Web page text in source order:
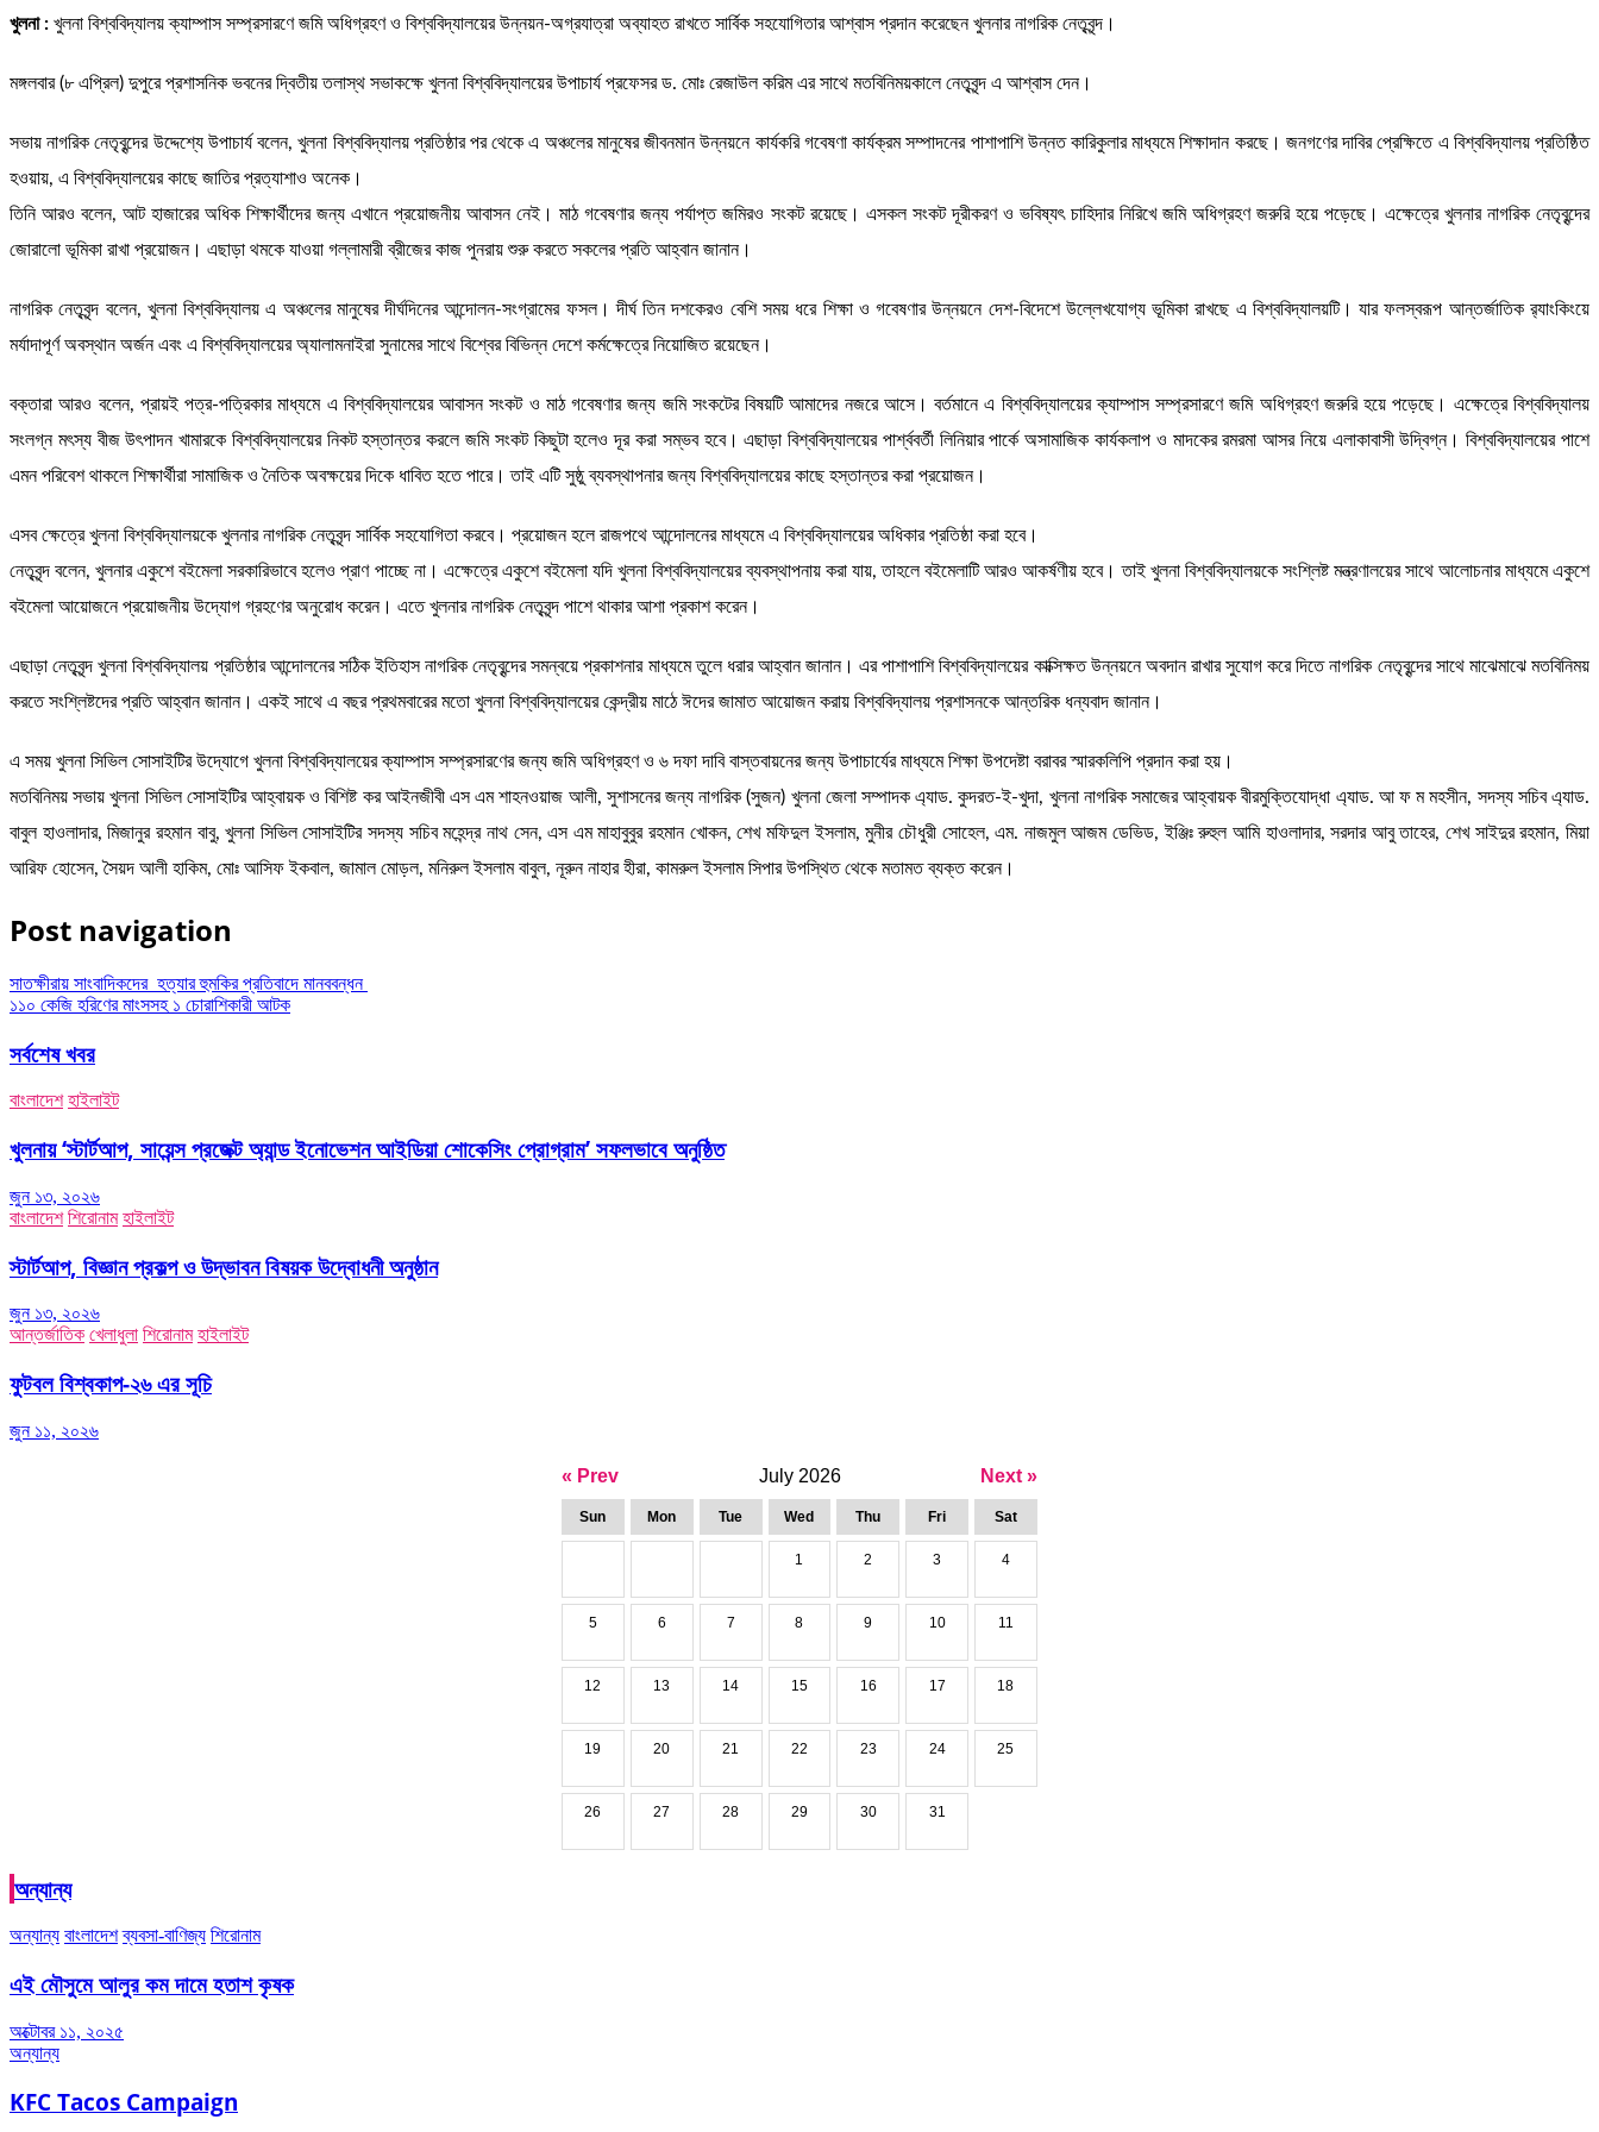
খুলনা : খুলনা বিশ্ববিদ্যালয় ক্যাম্পাস সম্প্রসারণে জমি অধিগ্রহণ ও বিশ্ববিদ্যালয়ের উন্নয়ন-অগ্রযাত্রা অব্যাহত রাখতে সার্বিক সহযোগিতার আশ্বাস প্রদান করেছেন খুলনার নাগরিক নেতৃবৃন্দ।
মঙ্গলবার (৮ এপ্রিল) দুপুরে প্রশাসনিক ভবনের দ্বিতীয় তলাস্থ সভাকক্ষে খুলনা বিশ্ববিদ্যালয়ের উপাচার্য প্রফেসর ড. মোঃ রেজাউল করিম এর সাথে মতবিনিময়কালে নেতৃবৃন্দ এ আশ্বাস দেন।
সভায় নাগরিক নেতৃবৃন্দের উদ্দেশ্যে উপাচার্য বলেন, খুলনা বিশ্ববিদ্যালয় প্রতিষ্ঠার পর থেকে এ অঞ্চলের মানুষের জীবনমান উন্নয়নে কার্যকরি গবেষণা কার্যক্রম সম্পাদনের পাশাপাশি উন্নত কারিকুলার মাধ্যমে শিক্ষাদান করছে। জনগণের দাবির প্রেক্ষিতে এ বিশ্ববিদ্যালয় প্রতিষ্ঠিত
হওয়ায়, এ বিশ্ববিদ্যালয়ের কাছে জাতির প্রত্যাশাও অনেক।
তিনি আরও বলেন, আট হাজারের অধিক শিক্ষার্থীদের জন্য এখানে প্রয়োজনীয় আবাসন নেই। মাঠ গবেষণার জন্য পর্যাপ্ত জমিরও সংকট রয়েছে। এসকল সংকট দূরীকরণ ও ভবিষ্যৎ চাহিদার নিরিখে জমি অধিগ্রহণ জরুরি হয়ে পড়েছে। এক্ষেত্রে খুলনার নাগরিক নেতৃবৃন্দের
জোরালো ভূমিকা রাখা প্রয়োজন। এছাড়া থমকে যাওয়া গল্লামারী ব্রীজের কাজ পুনরায় শুরু করতে সকলের প্রতি আহ্বান জানান।
নাগরিক নেতৃবৃন্দ বলেন, খুলনা বিশ্ববিদ্যালয় এ অঞ্চলের মানুষের দীর্ঘদিনের আন্দোলন-সংগ্রামের ফসল। দীর্ঘ তিন দশকেরও বেশি সময় ধরে শিক্ষা ও গবেষণার উন্নয়নে দেশ-বিদেশে উল্লেখযোগ্য ভূমিকা রাখছে এ বিশ্ববিদ্যালয়টি। যার ফলস্বরূপ আন্তর্জাতিক র‌্যাংকিংয়ে
মর্যাদাপূর্ণ অবস্থান অর্জন এবং এ বিশ্ববিদ্যালয়ের অ্যালামনাইরা সুনামের সাথে বিশ্বের বিভিন্ন দেশে কর্মক্ষেত্রে নিয়োজিত রয়েছেন।
বক্তারা আরও বলেন, প্রায়ই পত্র-পত্রিকার মাধ্যমে এ বিশ্ববিদ্যালয়ের আবাসন সংকট ও মাঠ গবেষণার জন্য জমি সংকটের বিষয়টি আমাদের নজরে আসে। বর্তমানে এ বিশ্ববিদ্যালয়ের ক্যাম্পাস সম্প্রসারণে জমি অধিগ্রহণ জরুরি হয়ে পড়েছে। এক্ষেত্রে বিশ্ববিদ্যালয়
সংলগ্ন মৎস্য বীজ উৎপাদন খামারকে বিশ্ববিদ্যালয়ের নিকট হস্তান্তর করলে জমি সংকট কিছুটা হলেও দূর করা সম্ভব হবে। এছাড়া বিশ্ববিদ্যালয়ের পার্শ্ববর্তী লিনিয়ার পার্কে অসামাজিক কার্যকলাপ ও মাদকের রমরমা আসর নিয়ে এলাকাবাসী উদ্বিগ্ন। বিশ্ববিদ্যালয়ের পাশে
এমন পরিবেশ থাকলে শিক্ষার্থীরা সামাজিক ও নৈতিক অবক্ষয়ের দিকে ধাবিত হতে পারে। তাই এটি সুষ্ঠু ব্যবস্থাপনার জন্য বিশ্ববিদ্যালয়ের কাছে হস্তান্তর করা প্রয়োজন।
এসব ক্ষেত্রে খুলনা বিশ্ববিদ্যালয়কে খুলনার নাগরিক নেতৃবৃন্দ সার্বিক সহযোগিতা করবে। প্রয়োজন হলে রাজপথে আন্দোলনের মাধ্যমে এ বিশ্ববিদ্যালয়ের অধিকার প্রতিষ্ঠা করা হবে।
নেতৃবৃন্দ বলেন, খুলনার একুশে বইমেলা সরকারিভাবে হলেও প্রাণ পাচ্ছে না। এক্ষেত্রে একুশে বইমেলা যদি খুলনা বিশ্ববিদ্যালয়ের ব্যবস্থাপনায় করা যায়, তাহলে বইমেলাটি আরও আকর্ষণীয় হবে। তাই খুলনা বিশ্ববিদ্যালয়কে সংশ্লিষ্ট মন্ত্রণালয়ের সাথে আলোচনার মাধ্যমে একুশে
বইমেলা আয়োজনে প্রয়োজনীয় উদ্যোগ গ্রহণের অনুরোধ করেন। এতে খুলনার নাগরিক নেতৃবৃন্দ পাশে থাকার আশা প্রকাশ করেন।
এছাড়া নেতৃবৃন্দ খুলনা বিশ্ববিদ্যালয় প্রতিষ্ঠার আন্দোলনের সঠিক ইতিহাস নাগরিক নেতৃবৃন্দের সমন্বয়ে প্রকাশনার মাধ্যমে তুলে ধরার আহ্বান জানান। এর পাশাপাশি বিশ্ববিদ্যালয়ের কাক্সিক্ষত উন্নয়নে অবদান রাখার সুযোগ করে দিতে নাগরিক নেতৃবৃন্দের সাথে মাঝেমাঝে মতবিনিময়
করতে সংশ্লিষ্টদের প্রতি আহ্বান জানান। একই সাথে এ বছর প্রথমবারের মতো খুলনা বিশ্ববিদ্যালয়ের কেন্দ্রীয় মাঠে ঈদের জামাত আয়োজন করায় বিশ্ববিদ্যালয় প্রশাসনকে আন্তরিক ধন্যবাদ জানান।
এ সময় খুলনা সিভিল সোসাইটির উদ্যোগে খুলনা বিশ্ববিদ্যালয়ের ক্যাম্পাস সম্প্রসারণের জন্য জমি অধিগ্রহণ ও ৬ দফা দাবি বাস্তবায়নের জন্য উপাচার্যের মাধ্যমে শিক্ষা উপদেষ্টা বরাবর স্মারকলিপি প্রদান করা হয়।
মতবিনিময় সভায় খুলনা সিভিল সোসাইটির আহ্বায়ক ও বিশিষ্ট কর আইনজীবী এস এম শাহনওয়াজ আলী, সুশাসনের জন্য নাগরিক (সুজন) খুলনা জেলা সম্পাদক এ্যাড. কুদরত-ই-খুদা, খুলনা নাগরিক সমাজের আহ্বায়ক বীরমুক্তিযোদ্ধা এ্যাড. আ ফ ম মহসীন, সদস্য সচিব এ্যাড.
বাবুল হাওলাদার, মিজানুর রহমান বাবু, খুলনা সিভিল সোসাইটির সদস্য সচিব মহেন্দ্র নাথ সেন, এস এম মাহাবুবুর রহমান খোকন, শেখ মফিদুল ইসলাম, মুনীর চৌধুরী সোহেল, এম. নাজমুল আজম ডেভিড, ইঞ্জিঃ রুহুল আমি হাওলাদার, সরদার আবু তাহের, শেখ সাইদুর রহমান, মিয়া
আরিফ হোসেন, সৈয়দ আলী হাকিম, মোঃ আসিফ ইকবাল, জামাল মোড়ল, মনিরুল ইসলাম বাবুল, নূরুন নাহার হীরা, কামরুল ইসলাম সিপার উপস্থিত থেকে মতামত ব্যক্ত করেন।
Post navigation
সাতক্ষীরায় সাংবাদিকদের হত্যার হুমকির প্রতিবাদে মানববন্ধন
১১০ কেজি হরিণের মাংসসহ ১ চোরাশিকারী আটক
সর্বশেষ খবর
বাংলাদেশ হাইলাইট
খুলনায় ‘স্টার্টআপ, সায়েন্স প্রজেক্ট অ্যান্ড ইনোভেশন আইডিয়া শোকেসিং প্রোগ্রাম’ সফলভাবে অনুষ্ঠিত
জুন ১৩, ২০২৬
বাংলাদেশ শিরোনাম হাইলাইট
স্টার্টআপ, বিজ্ঞান প্রকল্প ও উদ্ভাবন বিষয়ক উদ্বোধনী অনুষ্ঠান
জুন ১৩, ২০২৬
আন্তর্জাতিক খেলাধুলা শিরোনাম হাইলাইট
ফুটবল বিশ্বকাপ-২৬ এর সূচি
জুন ১১, ২০২৬
« Prev July 2026 Next »
Sun Mon Tue Wed Thu Fri Sat
1 2 3 4
5 6 7 8 9 10 11
12 13 14 15 16 17 18
19 20 21 22 23 24 25
26 27 28 29 30 31
অন্যান্য
অন্যান্য বাংলাদেশ ব্যবসা-বাণিজ্য শিরোনাম
এই মৌসুমে আলুর কম দামে হতাশ কৃষক
অক্টোবর ১১, ২০২৫
অন্যান্য
KFC Tacos Campaign